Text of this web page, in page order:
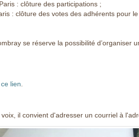
: clôture des participations ;
: clôture des votes des adhérents pour
se réserve la possibilité
lien.
il convient d'adresser un courriel à